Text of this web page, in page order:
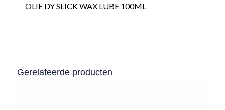
OLIE DY SLICK WAX LUBE 100ML
Gerelateerde producten